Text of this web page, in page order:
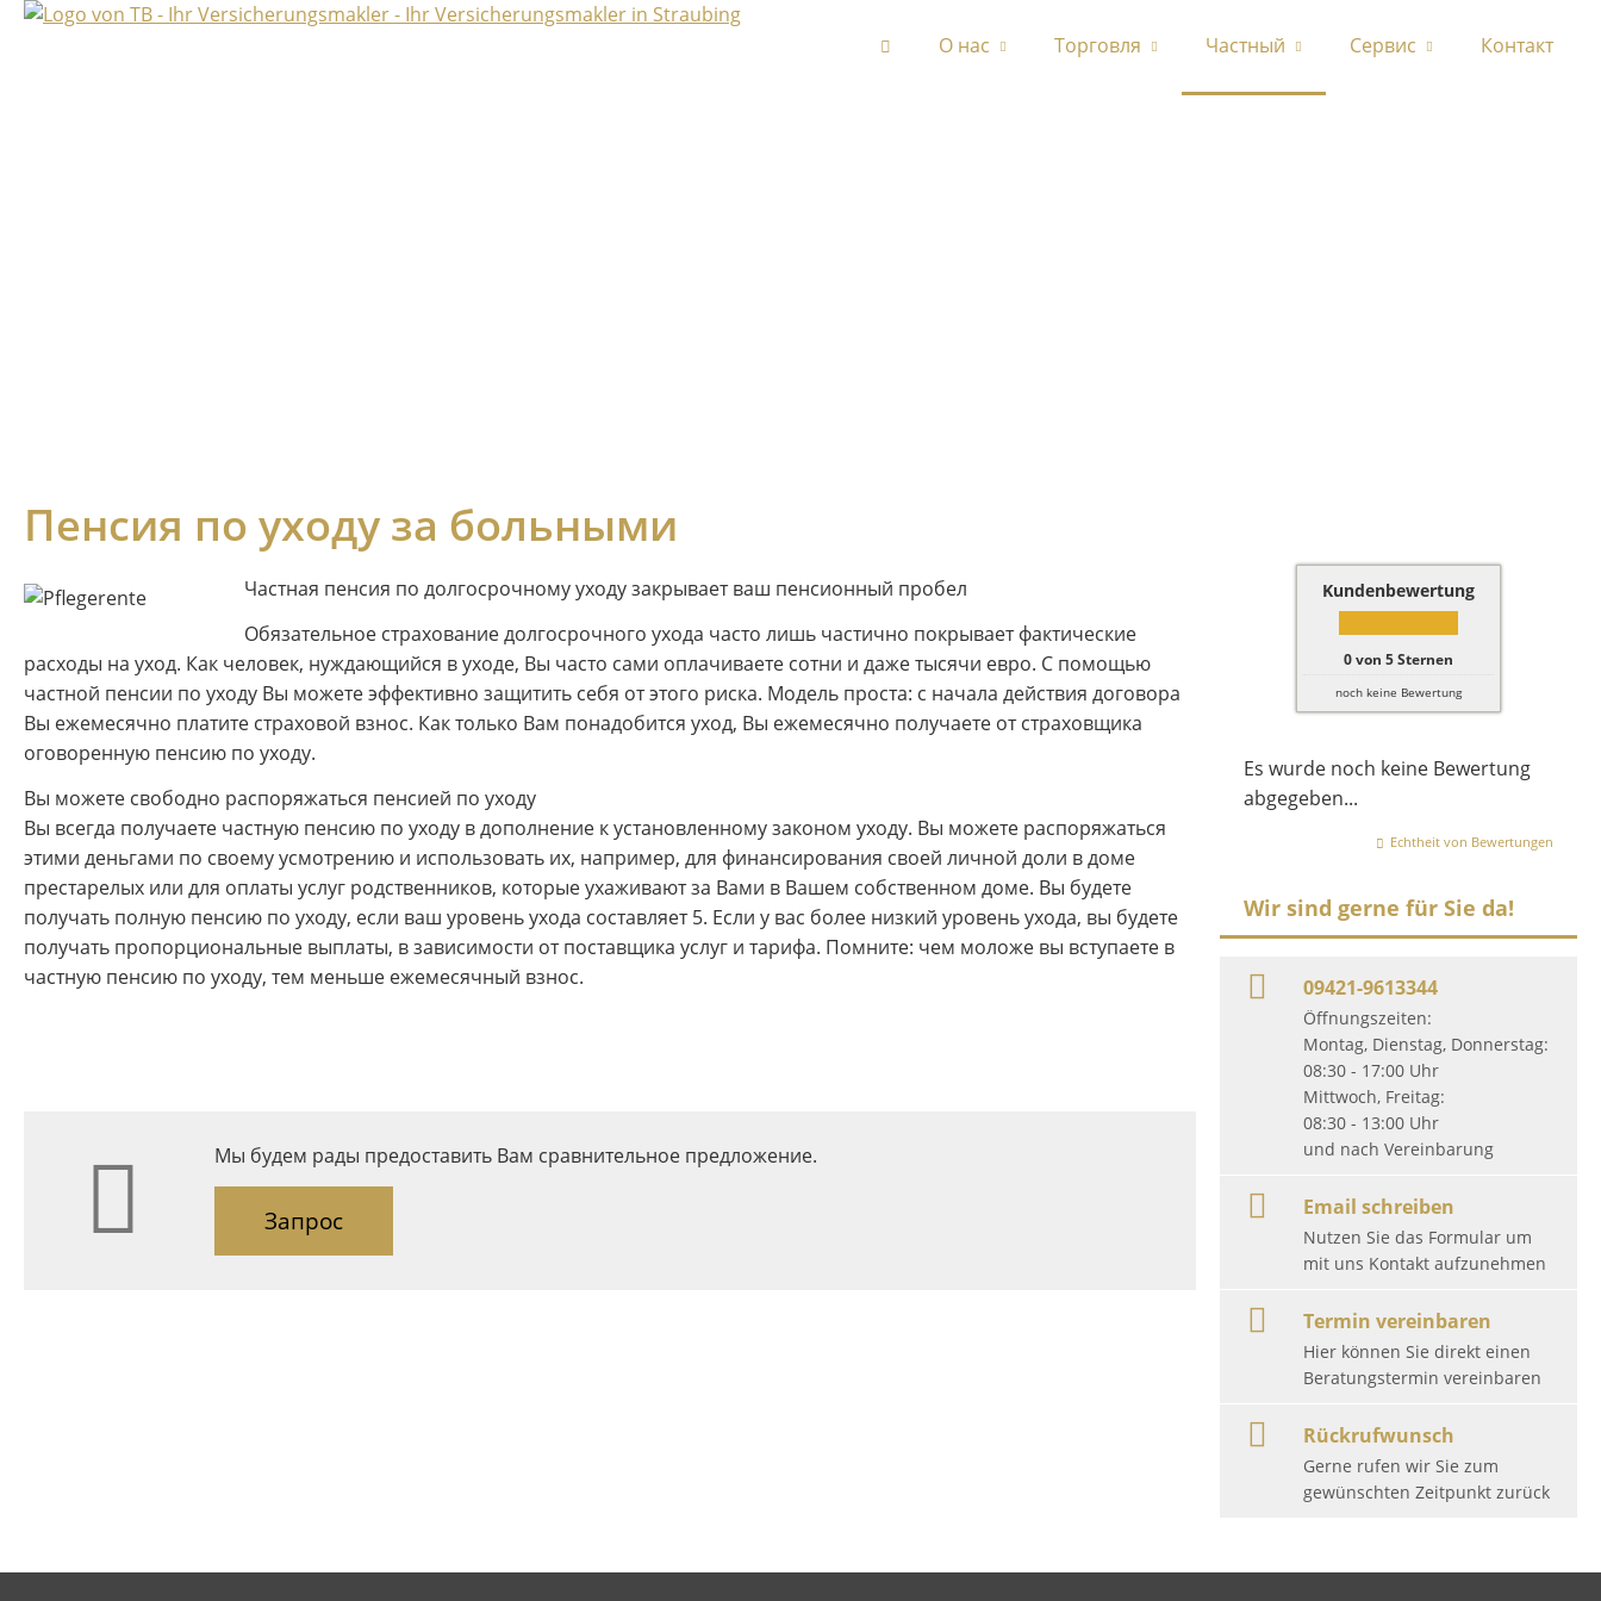
О нас Торговля Частный Сервис Контакт
Kundenbewertung
0von 5Sternen
noch keine Bewertung
Es wurde noch keine Bewertung
abgegeben...
Echtheit von Bewertungen
Wir sind gerne für Sie da!
09421-9613344
Öffnungszeiten:
Montag, Dienstag, Donnerstag:
08:30 - 17:00 Uhr
Mittwoch, Freitag:
08:30 - 13:00 Uhr
und nach Vereinbarung
Email schreiben
Nutzen Sie das Formular um
mit uns Kontakt aufzunehmen
Termin vereinbaren
Hier können Sie direkt einen
Beratungstermin vereinbaren
Rückrufwunsch
Gerne rufen wir Sie zum
gewünschten Zeitpunkt zurück
Пенсия по уходу за больными
Частная пенсия по долгосрочному уходу закрывает ваш пенсионный пробел
Обязательное страхование долгосрочного ухода часто лишь частично покрывает фактические
расходы на уход. Как человек, нуждающийся в уходе, Вы часто сами оплачиваете сотни и даже тысячи евро. С помощью
частной пенсии по уходу Вы можете эффективно защитить себя от этого риска. Модель проста: с начала действия договора
Вы ежемесячно платите страховой взнос. Как только Вам понадобится уход, Вы ежемесячно получаете от страховщика
оговоренную пенсию по уходу.
Вы можете свободно распоряжаться пенсией по уходу
Вы всегда получаете частную пенсию по уходу в дополнение к установленному законом уходу. Вы можете распоряжаться
этими деньгами по своему усмотрению и использовать их, например, для финансирования своей личной доли в доме
престарелых или для оплаты услуг родственников, которые ухаживают за Вами в Вашем собственном доме. Вы будете
получать полную пенсию по уходу, если ваш уровень ухода составляет 5. Если у вас более низкий уровень ухода, вы будете
получать пропорциональные выплаты, в зависимости от поставщика услуг и тарифа. Помните: чем моложе вы вступаете в
частную пенсию по уходу, тем меньше ежемесячный взнос.
Мы будем рады предоставить Вам сравнительное предложение.
Запрос